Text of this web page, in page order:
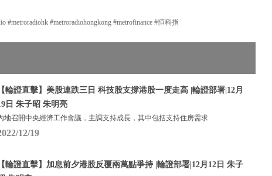
#metroradiohongkong #metrofinance #恒科指
【輪證直擊】美股連跌三日 科技股支撐港股一度走高 |輪證部署|12月
日 朱子昭 朱明亮
地召開中央經濟工作會議，主調支持成長，其中包括支持住房需求
12/19
【輪證直擊】加息前夕港股反覆兩萬點爭持 |輪證部署|12月12日 朱子